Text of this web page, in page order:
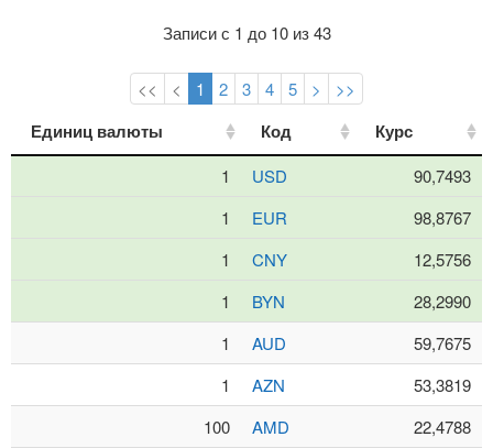
Записи с 1 до 10 из 43
<< < 1 2 3 4 5 > >>
Единиц валюты Код Курс
1 USD
90,7493
1
EUR
98,8767
1
CNY
12,5756
1
BYN
28,2990
1
AUD
59,7675
1
AZN
53,3819
100
AMD
22,4788
Единиц валюты Код Курс